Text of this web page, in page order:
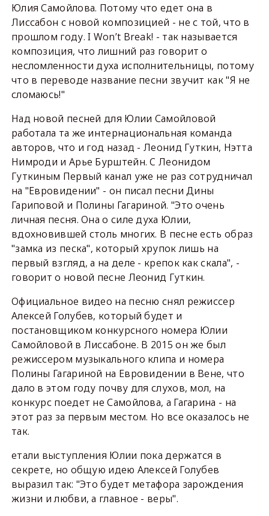
Юлия Самойлова. Потому что едет она в
Лиссабон с новой композицией - не с той, что в
прошлом году. I Won’t Break! - так называется
композиция, что лишний раз говорит о
несломленности духа исполнительницы, потому
что в переводе название песни звучит как "Я не
сломаюсь!"
Над новой песней для Юлии Самойловой
работала та же интернациональная команда
авторов, что и год назад - Леонид Гуткин, Нэтта
Нимроди и Арье Бурштейн. C Леонидом
Гуткиным Первый канал уже не раз сотрудничал
на "Евровидении" - он писал песни Дины
Гариповой и Полины Гагариной. "Это очень
личная песня. Она о силе духа Юлии,
вдохновившей столь многих. В песне есть образ
"замка из песка", который хрупок лишь на
первый взгляд, а на деле - крепок как скала", -
говорит о новой песне Леонид Гуткин.
Официальное видео на песню снял режиссер
Алексей Голубев, который будет и
постановщиком конкурсного номера Юлии
Самойловой в Лиссабоне. В 2015 он же был
режиссером музыкального клипа и номера
Полины Гагариной на Евровидении в Вене, что
дало в этом году почву для слухов, мол, на
конкурс поедет не Самойлова, а Гагарина - на
этот раз за первым местом. Но все оказалось не
так.
етали выступления Юлии пока держатся в
секрете, но общую идею Алексей Голубев
выразил так: "Это будет метафора зарождения
жизни и любви, а главное - веры".